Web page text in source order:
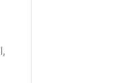
,